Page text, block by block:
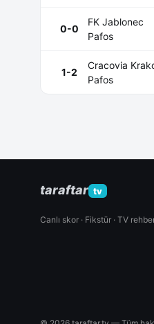
0-0
FK Jablonec
Pafos
1-2
Cracovia
Pafos
taraftar tv
Canlı skor · Fikstür · TV